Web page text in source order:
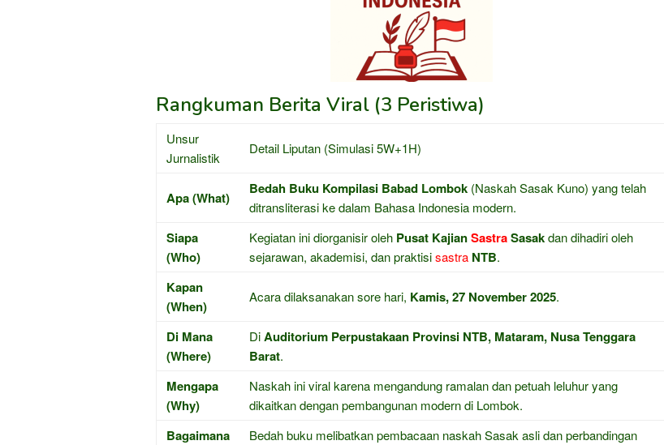
Rangkuman Berita Viral (3 Peristiwa)
Unsur
Jurnalistik
Detail Liputan (Simulasi 5W+1H)
Apa (What)
Bedah Buku Kompilasi Babad Lombok (Naskah Sasak Kuno) yang telah
ditransliterasi ke dalam Bahasa Indonesia modern.
Siapa
(Who)
Kegiatan ini diorganisir oleh Pusat KajianSastraSasakdan dihadiri oleh
sejarawan, akademisi, dan praktisisastra NTB.
Kapan
(When)
Acara dilaksanakan sore hari, Kamis, 27 November 2025.
Di Mana
(Where)
DiAuditorium Perpustakaan Provinsi NTB, Mataram, Nusa Tenggara
Barat.
Mengapa
(Why)
Naskah ini viral karena mengandung ramalan dan petuah leluhur yang
dikaitkan dengan pembangunan modern di Lombok.
Bagaimana
Bedah buku melibatkan pembacaan naskah Sasak asli dan perbandingan